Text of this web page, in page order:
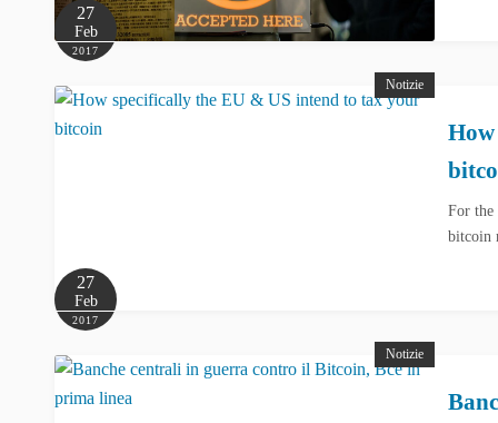
27
Feb
2017
Notizie
27
Feb
2017
For the
bitcoin
Notizie